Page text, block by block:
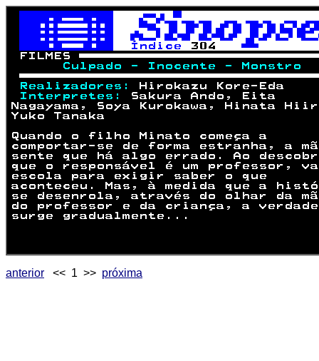
anterior << 1 >> próxima